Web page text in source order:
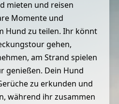
mieten und reisen
Momente und
Hund zu teilen. Ihr könnt
gehen,
am Strand spielen
genießen. Dein Hund
zu erkunden und
während ihr zusammen